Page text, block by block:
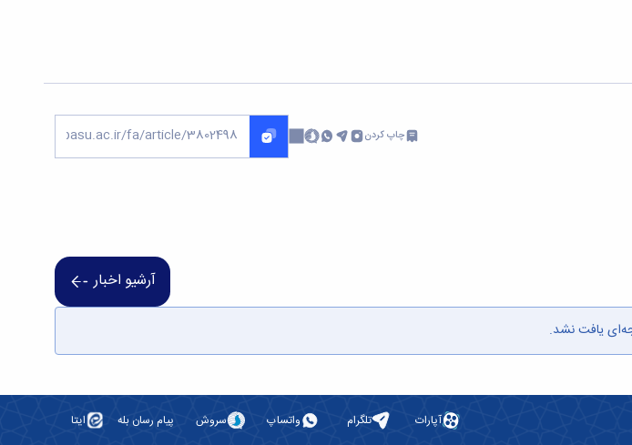
چاپ کردن
آرشیو اخبار
یافت نشد.
آپارات تلگرام واتساپ سروش پیام رسان بله ایتا